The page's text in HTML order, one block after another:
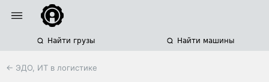
Найти грузы Найти машины
← ЭДО, ИТ в логистике